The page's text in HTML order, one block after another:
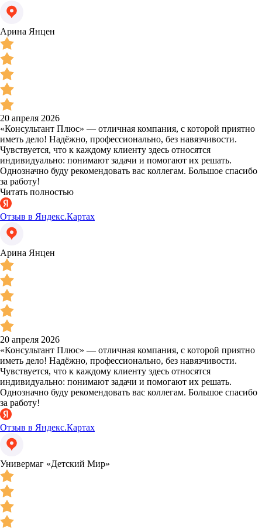
Арина Янцен
20 апреля 2026
«Консультант Плюс» — отличная компания, с которой приятно
иметь дело! Надёжно, профессионально, без навязчивости.
Чувствуется, что к каждому клиенту здесь относятся
индивидуально: понимают задачи и помогают их решать.
Однозначно буду рекомендовать вас коллегам. Большое спасибо
за работу!
Читать полностью
Отзыв в Яндекс.Картах
Арина Янцен
20 апреля 2026
«Консультант Плюс» — отличная компания, с которой приятно
иметь дело! Надёжно, профессионально, без навязчивости.
Чувствуется, что к каждому клиенту здесь относятся
индивидуально: понимают задачи и помогают их решать.
Однозначно буду рекомендовать вас коллегам. Большое спасибо
за работу!
Отзыв в Яндекс.Картах
Универмаг «Детский Мир»